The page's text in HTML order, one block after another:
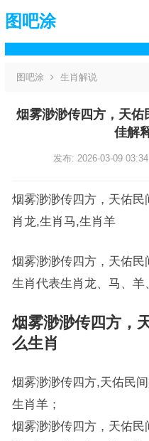
图吧涂
图吧涂 生肖解说
烟雾渺渺传四方，天佑
佳解
发布: 2026-03-09
烟雾渺渺传四方，天佑
肖龙,生肖马,生肖羊
烟雾渺渺传四方，天佑
生肖代表生肖龙、马、羊
烟雾渺渺传四方，
么生肖
烟雾渺渺传四方,天佑民
生肖羊；
烟雾渺渺传四方，天佑民